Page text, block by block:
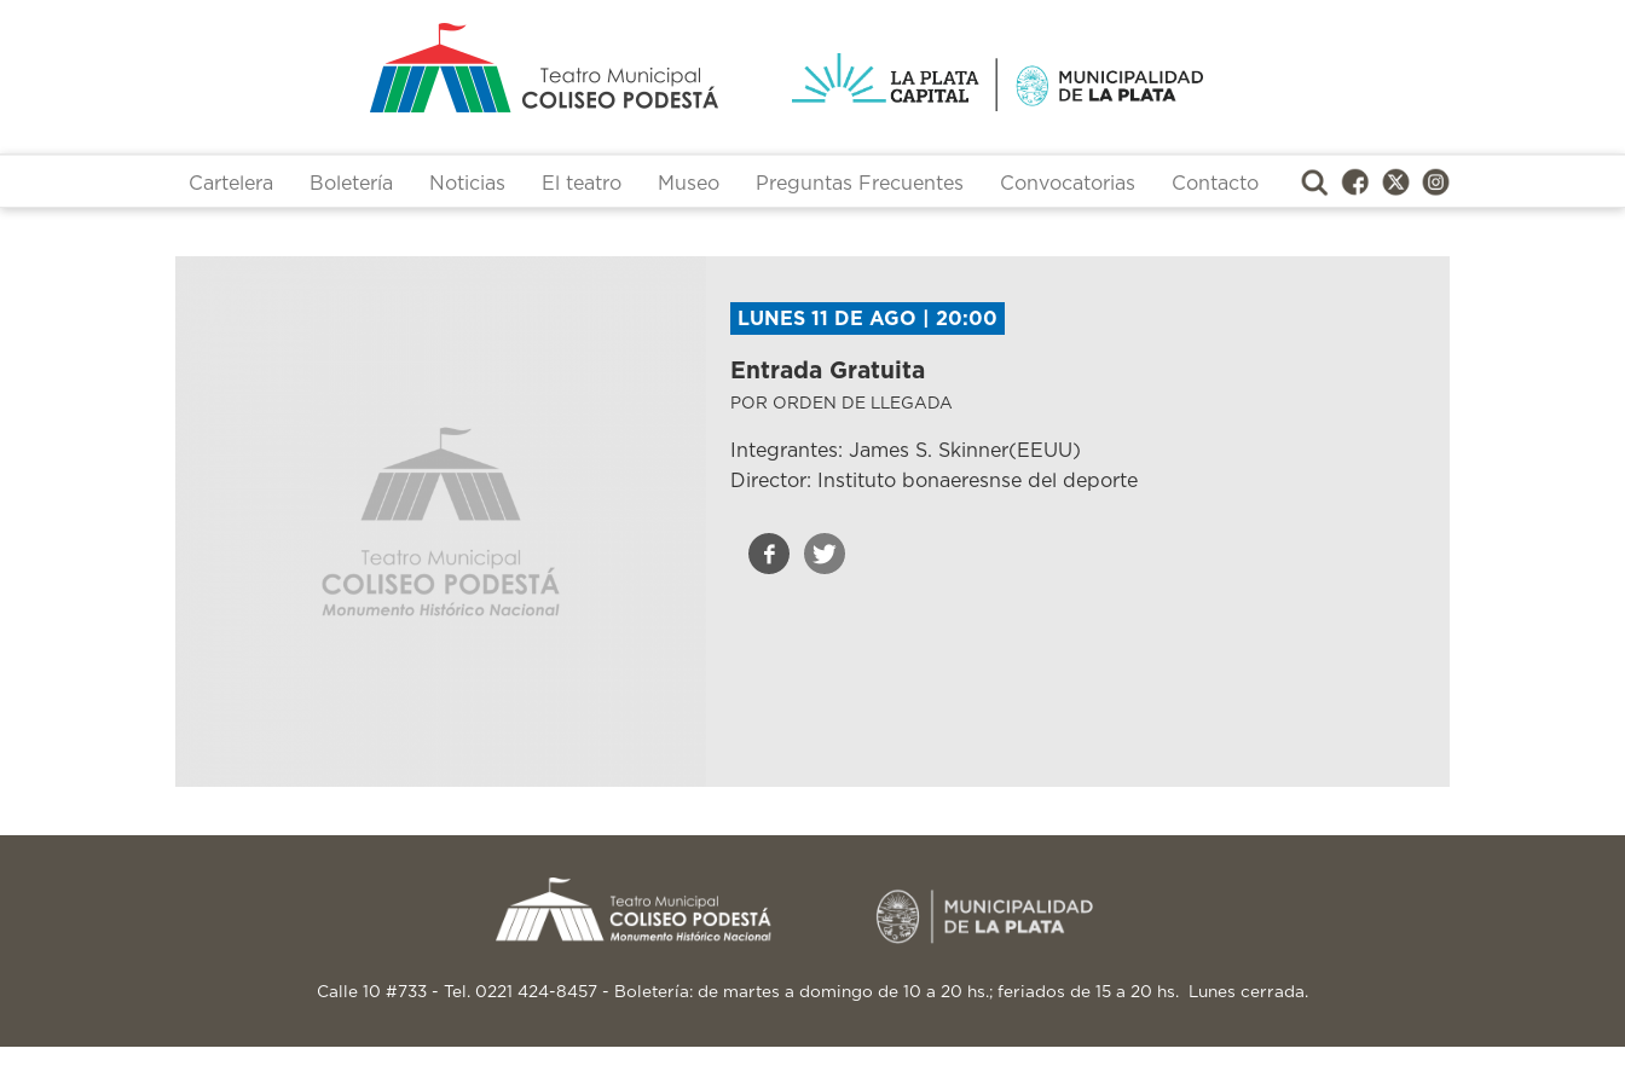
Cartelera Boletería Noticias El teatro Museo Preguntas Frecuentes Convocatorias Contacto
LUNES 11 DE AGO | 20:00
Entrada Gratuita
POR ORDEN DE LLEGADA
Integrantes: James S. Skinner(EEUU)
Director: Instituto bonaeresnse del deporte
Calle 10 #733 - Tel. 0221 424-8457 - Boletería: de martes a domingo de 10 a 20 hs.; feriados de 15 a 20 hs. Lunes cerrada.